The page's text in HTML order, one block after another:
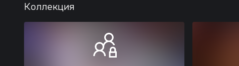
Коллекция